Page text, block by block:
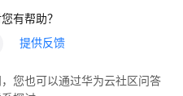
e.printStackTrace();
if (null
}
有帮助？
提供反馈
您也可以通过华为云社区问答